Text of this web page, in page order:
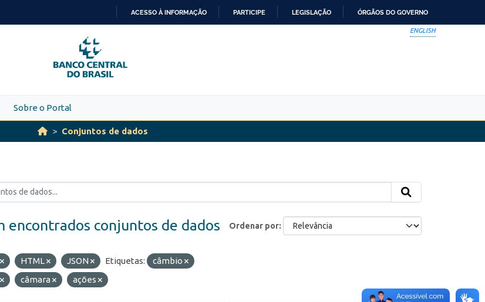
PARA
O
CONTEÚDO
ACESSO À INFORMAÇÃO PARTICIPE LEGISLAÇÃO ÓRGÃOS DO GOVERNO
ENGLISH
Sobre o Portal
Conjuntos de dados
Ordenar por
encontrados conjuntos de dados
HTML JSON Etiquetas:
câmbio
câmara ações